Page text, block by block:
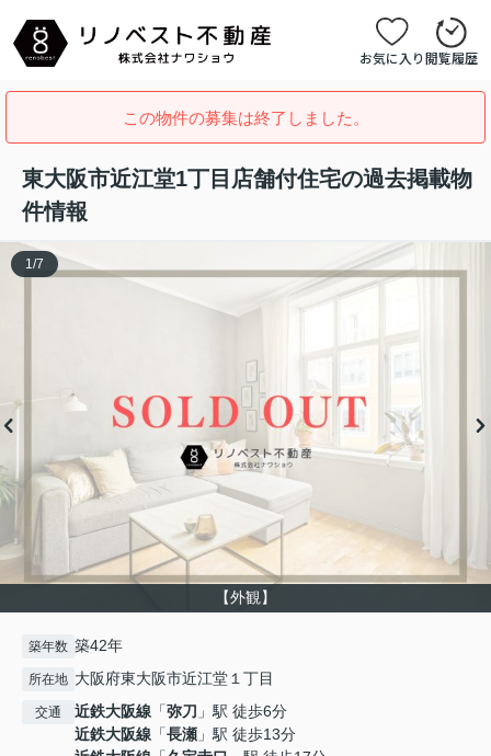
お気に入り閲覧履歴
この物件の募集は終了しました。
東大阪市近江堂1丁目店舗付住宅の過去掲載物
件情報
【外観】
1 /7
築年数 築42年
所在地 大阪府東大阪市近江堂１丁目
交通 近鉄大阪線 「弥刀 」駅 徒歩6分
近鉄大阪線 「長瀬 」駅 徒歩13分